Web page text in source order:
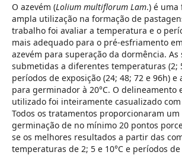
O azevém (Lolium multiflorum Lam.) é
ampla utilização na formação de
trabalho foi avaliar a temperatura e o
mais adequado para o pré-esfriamento
azevém para superação da dormência.
submetidas a diferentes temperaturas (2;
períodos de exposição (24; 48; 72 e 96h)
para germinador à 20°C. O delineamento
utilizado foi inteiramente casualizado
Todos os tratamentos proporcionaram
germinação de no mínimo 20 pontos
se os melhores resultados a partir das
temperaturas de 2; 5 e 10°C e períodos